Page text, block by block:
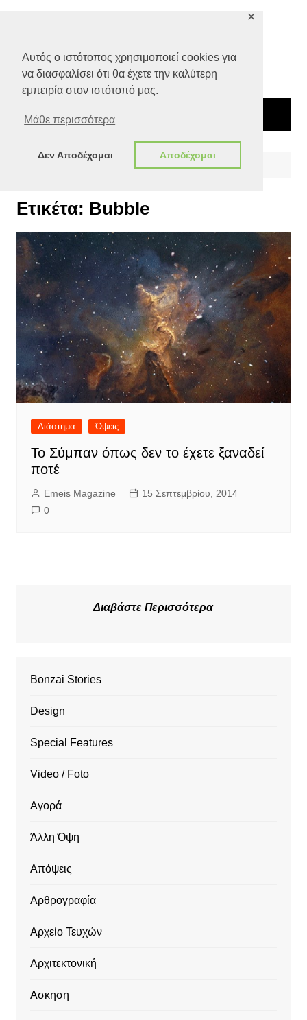
Αυτός ο ιστότοπος χρησιμοποιεί cookies για
να διασφαλίσει ότι θα έχετε την καλύτερη
εμπειρία στον ιστότοπό μας.
Μάθε περισσότερα
Δεν Αποδέχομαι Αποδέχομαι
✕
Ετικέτα: Bubble
Διάστημα Όψεις
Το Σύμπαν όπως δεν το έχετε ξαναδεί
ποτέ
Emeis Magazine
15 Σεπτεμβρίου, 2014
0
Διαβάστε Περισσότερα
Bonzai Stories
Design
Special Features
Video / Foto
Αγορά
Άλλη Όψη
Απόψεις
Αρθρογραφία
Αρχείο Τευχών
Αρχιτεκτονική
Ασκηση